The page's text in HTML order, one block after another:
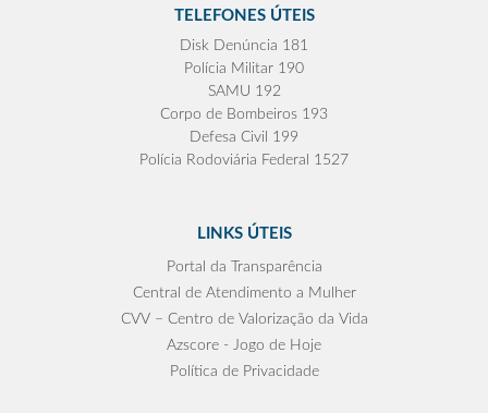
TELEFONES ÚTEIS
Disk Denúncia 181
Polícia Militar 190
SAMU 192
Corpo de Bombeiros 193
Defesa Civil 199
Polícia Rodoviária Federal 1527
LINKS ÚTEIS
Portal da Transparência
Central de Atendimento a Mulher
CVV – Centro de Valorização da Vida
Azscore - Jogo de Hoje
Política de Privacidade